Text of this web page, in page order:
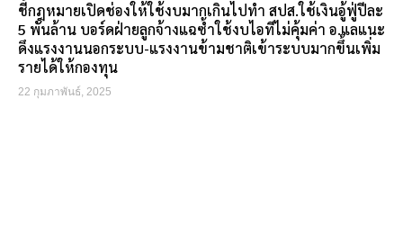
ชี้กฎหมายเปิดช่องให้ใช้งบมากเกินไปทำ สปส.ใช้เงินอู้ฟู่ปีละ
5 พันล้าน บอร์ดฝ่ายลูกจ้างแฉซ้ำใช้งบไอทีไม่คุ้มค่า อ.แลแนะ
ดึงแรงงานนอกระบบ-แรงงานข้ามชาติเข้าระบบมากขึ้นเพิ่ม
รายได้ให้กองทุน
22 กุมภาพันธ์, 2025